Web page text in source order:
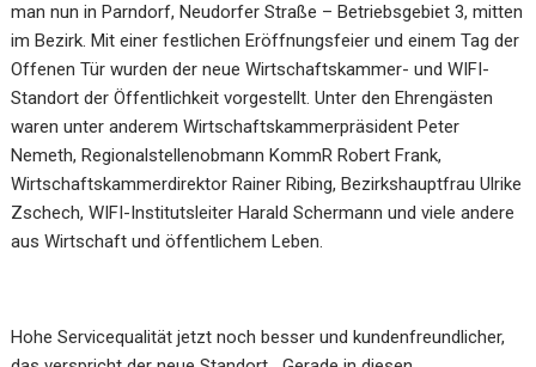
man nun in Parndorf, Neudorfer Straße – Betriebsgebiet 3, mitten
im Bezirk. Mit einer festlichen Eröffnungsfeier und einem Tag der
Offenen Tür wurden der neue Wirtschaftskammer- und WIFI-
Standort der Öffentlichkeit vorgestellt. Unter den Ehrengästen
waren unter anderem Wirtschaftskammerpräsident Peter
Nemeth, Regionalstellenobmann KommR Robert Frank,
Wirtschaftskammerdirektor Rainer Ribing, Bezirkshauptfrau Ulrike
Zschech, WIFI-Institutsleiter Harald Schermann und viele andere
aus Wirtschaft und öffentlichem Leben.
Hohe Servicequalität jetzt noch besser und kundenfreundlicher,